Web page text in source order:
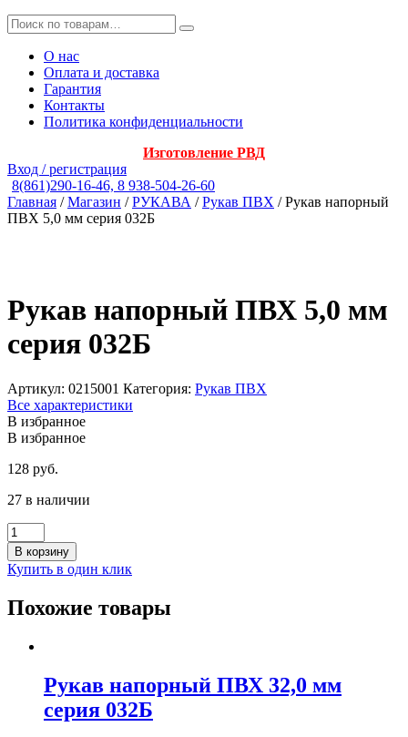
О нас
Оплата и доставка
Гарантия
Контакты
Политика конфиденциальности
Изготовление РВД
Вход / регистрация
8(861)290-16-46, 8 938-504-26-60
Главная /Магазин /РУКАВА /Рукав ПВХ / Рукав напорный
ПВХ 5,0 мм серия 032Б
Рукав напорный ПВХ 5,0 мм
серия 032Б
Артикул: 0215001 Категория: Рукав ПВХ
Все характеристики
В избранное
В избранное
128 руб.
27 в наличии
Количество
товара
Рукав
напорный
5,0
серия
В корзину
Купить в один клик
Похожие товары
Рукав напорный ПВХ 32,0 мм
серия 032Б